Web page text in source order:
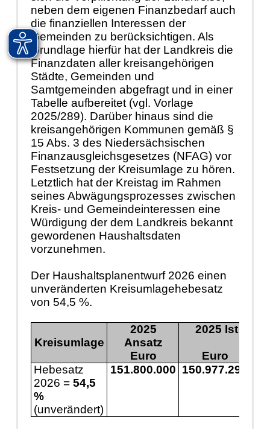
neben dem eigenen Finanzbedarf auch
die finanziellen Interessen der
Gemeinden zu berücksichtigen. Als
Grundlage hierfür hat der Landkreis die
Finanzdaten aller kreisangehörigen
Städte, Gemeinden und
Samtgemeinden abgefragt und in einer
Tabelle aufbereitet (vgl. Vorlage
2025/289). Darüber hinaus sind die
kreisangehörigen Kommunen gemäß §
15 Abs. 3 des Niedersächsischen
Finanzausgleichsgesetzes (NFAG) vor
Festsetzung der Kreisumlage zu hören.
Letztlich hat der Kreistag im Rahmen
seines Abwägungsprozesses zwischen
Kreis- und Gemeindeinteressen eine
Würdigung der dem Landkreis bekannt
gewordenen Haushaltsdaten
vorzunehmen.
Der Haushaltsplanentwurf 2026 einen
unveränderten Kreisumlagehebesatz
von 54,5 %.
Kreisumlage
2025
Ansatz
2025 Ist
Euro
Euro
Hebesatz
2026 =54,5
%
(unverändert)
151.800.000 150.977.291